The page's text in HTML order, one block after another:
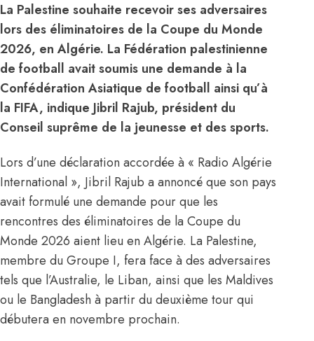
La Palestine souhaite recevoir ses adversaires
lors des éliminatoires de la Coupe du Monde
2026, en Algérie. La Fédération palestinienne
de football avait soumis une demande à la
Confédération Asiatique de football ainsi qu’à
la FIFA, indique Jibril Rajub, président du
Conseil suprême de la jeunesse et des sports.
Lors d’une déclaration accordée à « Radio Algérie
International », Jibril Rajub a annoncé que son pays
avait formulé une demande pour que les
rencontres des éliminatoires de la Coupe du
Monde 2026 aient lieu en Algérie. La Palestine,
membre du Groupe I, fera face à des adversaires
tels que l’Australie, le Liban, ainsi que les Maldives
ou le Bangladesh à partir du deuxième tour qui
débutera en novembre prochain.